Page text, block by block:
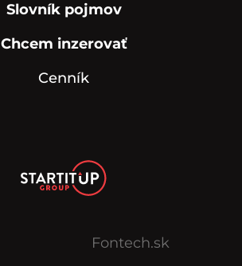
Slovník pojmov
Chcem inzerovať
Cenník
Fontech.sk